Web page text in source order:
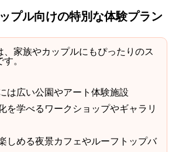
プル向けの特別な体験プラン
、家族やカップルにもぴったりのス
。
は広い公園やアート体験施設
を学べるワークショップやギャラリ
しめる夜景カフェやルーフトップバ